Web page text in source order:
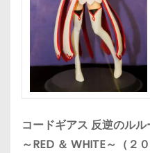
コードギアス 反逆のル
～RED ＆ WHITE～（２